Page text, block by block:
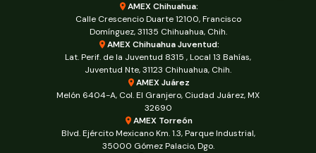
AMEX Chihuahua:
Calle Crescencio Duarte 12100, Francisco
Domínguez, 31135 Chihuahua, Chih.
AMEX Chihuahua Juventud:
Lat. Perif. de la Juventud 8315 , Local 13 Bahías,
Juventud Nte, 31123 Chihuahua, Chih.
AMEX Juárez
Melón 6404-A, Col. El Granjero, Ciudad Juárez, MX
32690
AMEX Torreón
Blvd. Ejército Mexicano Km. 1.3, Parque Industrial,
35000 Gómez Palacio, Dgo.